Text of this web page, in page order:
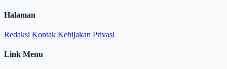
Halaman
Redaksi Kontak Kebijakan Privasi
Link Menu